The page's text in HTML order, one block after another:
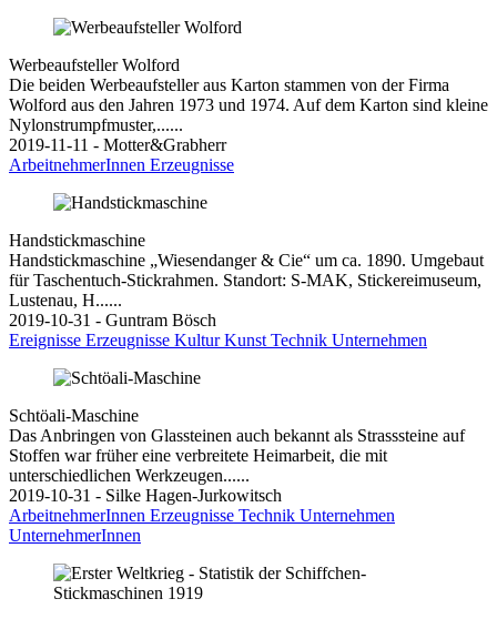
Werbeaufsteller Wolford
Die beiden Werbeaufsteller aus Karton stammen von der Firma
Wolford aus den Jahren 1973 und 1974. Auf dem Karton sind kleine
Nylonstrumpfmuster,......
2019-11-11 - Motter&Grabherr
ArbeitnehmerInnen Erzeugnisse
Handstickmaschine
Handstickmaschine „Wiesendanger & Cie“ um ca. 1890. Umgebaut
für Taschentuch-Stickrahmen. Standort: S-MAK, Stickereimuseum,
Lustenau, H......
2019-10-31 - Guntram Bösch
Ereignisse Erzeugnisse KulturKunst Technik Unternehmen
Schtöali-Maschine
Das Anbringen von Glassteinen auch bekannt als Strasssteine auf
Stoffen war früher eine verbreitete Heimarbeit, die mit
unterschiedlichen Werkzeugen......
2019-10-31 - Silke Hagen-Jurkowitsch
ArbeitnehmerInnen Erzeugnisse Technik Unternehmen
UnternehmerInnen